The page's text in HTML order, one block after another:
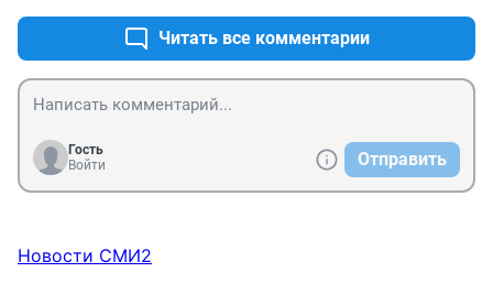
Читать все комментарии
Гость
Войти
Отправить
Новости СМИ2